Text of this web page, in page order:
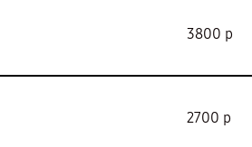
3800 р
2700 р